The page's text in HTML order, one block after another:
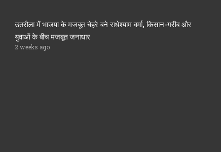
उतरौला में भाजपा के मजबूत चेहरे बने राधेश्याम वर्मा, किसान-गरीब और
युवाओं के बीच मजबूत जनाधार
2 weeks ago